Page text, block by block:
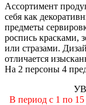
Ассортимент
себя как
предметы
роспись красками,
или стразами.
отличается
На 2 персоны 4
В период с 1 по